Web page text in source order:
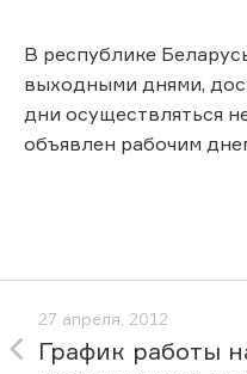
В республике
выходными днями,
дни осуществляться
объявлен рабочим
27 апреля, 2012
График работы